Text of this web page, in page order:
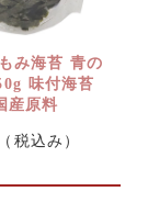
み海苔 青の
味付海苔
産原料
（税込み）